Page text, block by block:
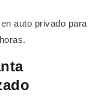
auto privado para